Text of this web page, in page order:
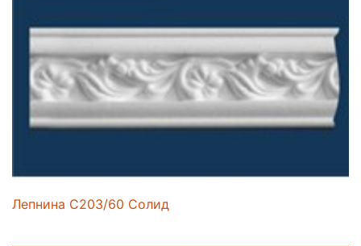
Лепнина C203/60 Солид